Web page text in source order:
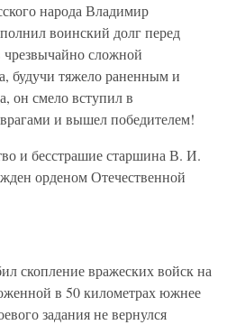
народа Владимир
воинский долг перед
сложной
будучи тяжело раненным и
он смело вступил в
и вышел победителем!
и бесстрашие старшина В. И.
орденом Отечественной
скопление вражеских войск на
в 50 километрах южнее
задания не вернулся